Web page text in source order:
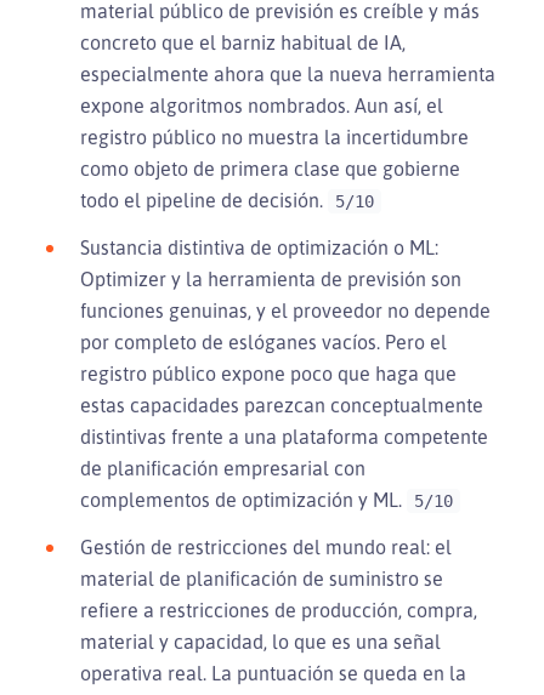
material público de previsión es creíble y más
concreto que el barniz habitual de IA,
especialmente ahora que la nueva herramienta
expone algoritmos nombrados. Aun así, el
registro público no muestra la incertidumbre
como objeto de primera clase que gobierne
todo el pipeline de decisión.
5/10
Sustancia distintiva de optimización o ML:
Optimizer y la herramienta de previsión son
funciones genuinas, y el proveedor no depende
por completo de eslóganes vacíos. Pero el
registro público expone poco que haga que
estas capacidades parezcan conceptualmente
distintivas frente a una plataforma competente
de planificación empresarial con
complementos de optimización y ML.
5/10
Gestión de restricciones del mundo real: el
material de planificación de suministro se
refiere a restricciones de producción, compra,
material y capacidad, lo que es una señal
operativa real. La puntuación se queda en la